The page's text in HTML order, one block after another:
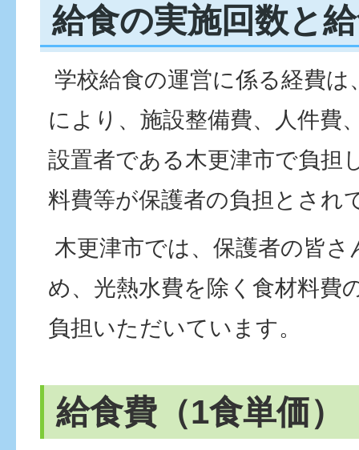
給食の実施回数と
学校給食の運営に係る経費は
により、施設整備費、人件費
設置者である木更津市で負担
料費等が保護者の負担とされ
木更津市では、保護者の皆さ
め、光熱水費を除く食材料費
負担いただいています。
給食費（1食単価）